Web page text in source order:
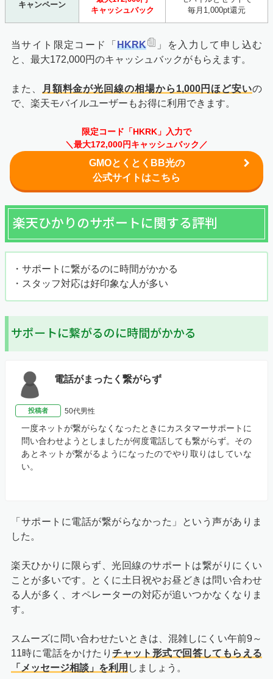
キャンペーン
キャッシュバック
毎月1,000pt還元
当サイト限定コード「 HKRK
」を入力して申し込む
と、最大172,000円のキャッシュバックがもらえます。
また、 月額料金が光回線の相場から1,000円ほど安いの
で、楽天モバイルユーザーもお得に利用できます。
限定コード「HKRK」入力で
＼最大172,000円キャッシュバック／
GMOとくとくBB光の
公式サイトはこちら
楽天ひかりのサポートに関する評判
・サポートに繋がるのに時間がかかる
・スタッフ対応は好印象な人が多い
サポートに繋がるのに時間がかかる
電話がまったく繋がらず
投稿者 50代男性
一度ネットが繋がらなくなったときにカスタマーサポートに
問い合わせようとしましたが何度電話しても繋がらず。その
あとネットが繋がるようになったのでやり取りはしていな
い。
「サポートに電話が繋がらなかった」という声がありま
した。
楽天ひかりに限らず、光回線のサポートは繋がりにくい
ことが多いです。とくに土日祝やお昼どきは問い合わせ
る人が多く、オペレーターの対応が追いつかなくなりま
す。
スムーズに問い合わせたいときは、混雑しにくい午前9～
11時に電話をかけたりチャット形式で回答してもらえる
「メッセージ相談」を利用 しましょう。